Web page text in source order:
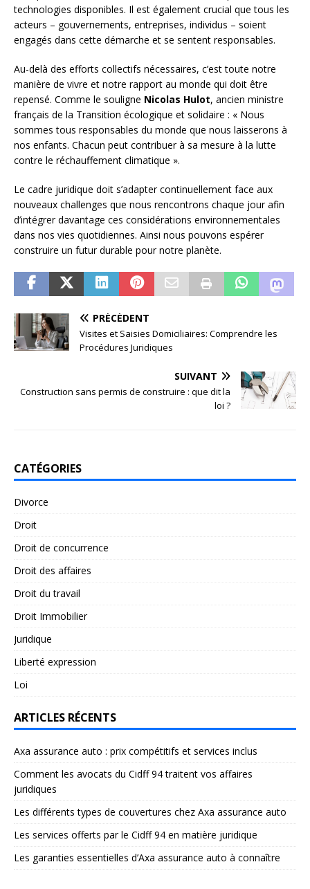
technologies disponibles. Il est également crucial que tous les
acteurs – gouvernements, entreprises, individus – soient
engagés dans cette démarche et se sentent responsables.
Au-delà des efforts collectifs nécessaires, c’est toute notre
manière de vivre et notre rapport au monde qui doit être
repensé. Comme le souligne Nicolas Hulot, ancien ministre
français de la Transition écologique et solidaire : « Nous
sommes tous responsables du monde que nous laisserons à
nos enfants. Chacun peut contribuer à sa mesure à la lutte
contre le réchauffement climatique ».
Le cadre juridique doit s’adapter continuellement face aux
nouveaux challenges que nous rencontrons chaque jour afin
d’intégrer davantage ces considérations environnementales
dans nos vies quotidiennes. Ainsi nous pouvons espérer
construire un futur durable pour notre planète.
PRÉCÉDENT
Visites et Saisies Domiciliaires: Comprendre les
Procédures Juridiques
SUIVANT
Construction sans permis de construire : que dit la
loi ?
CATÉGORIES
Divorce
Droit
Droit de concurrence
Droit des affaires
Droit du travail
Droit Immobilier
Juridique
Liberté expression
Loi
ARTICLES RÉCENTS
Axa assurance auto : prix compétitifs et services inclus
Comment les avocats du Cidff 94 traitent vos affaires
juridiques
Les différents types de couvertures chez Axa assurance auto
Les services offerts par le Cidff 94 en matière juridique
Les garanties essentielles d’Axa assurance auto à connaître